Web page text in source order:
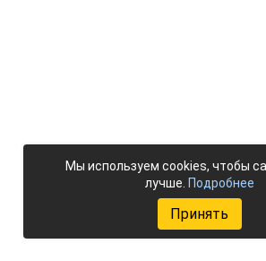
Мы используем cookies, чтобы
лучше. Подробнее
Принять